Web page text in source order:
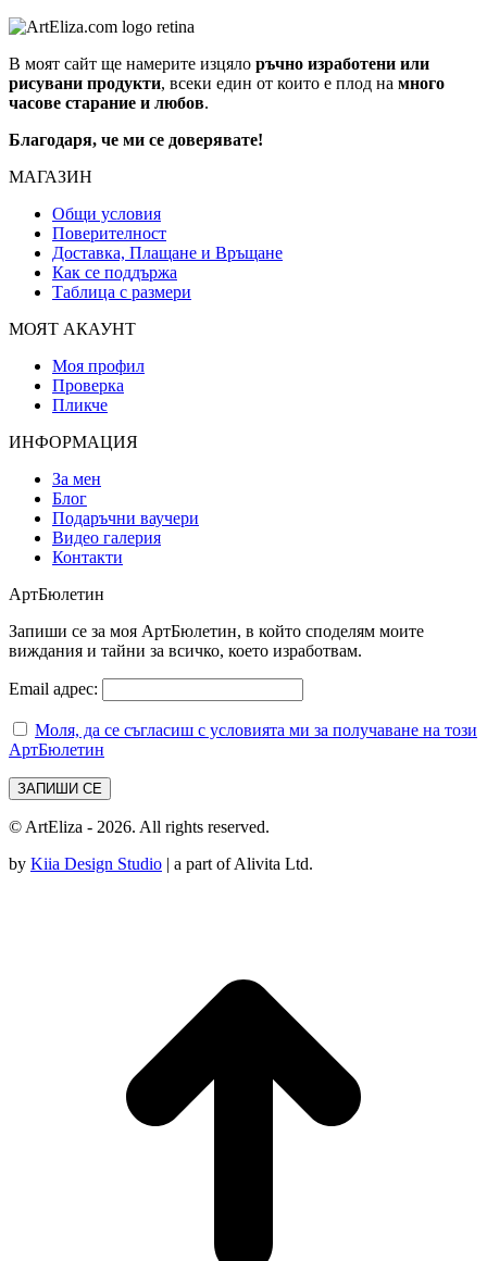
В моят сайт ще намерите изцяло ръчно изработени или
рисувани продукти, всеки един от които е плод на много
часове старание и любов.
Благодаря, че ми се доверявате!
МАГАЗИН
Общи условия
Поверителност
Доставка, Плащане и Връщане
Как се поддържа
Таблица с размери
МОЯТ АКАУНТ
Моя профил
Проверка
Пликче
ИНФОРМАЦИЯ
За мен
Блог
Подаръчни ваучери
Видео галерия
Контакти
АртБюлетин
Запиши се за моя АртБюлетин, в който споделям моите
виждания и тайни за всичко, което изработвам.
Email адрес:
Моля, да се съгласиш с условията ми за получаване на този
АртБюлетин
© ArtEliza - 2026. All rights reserved.
by Kiia Design Studio | a part of Alivita Ltd.